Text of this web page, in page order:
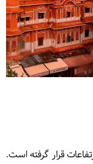
قرار گرفته است.